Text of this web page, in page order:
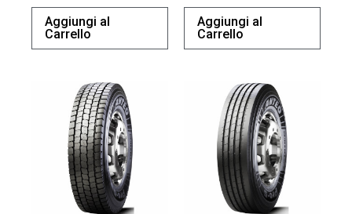
Aggiungi al
Carrello
Aggiungi al
Carrello